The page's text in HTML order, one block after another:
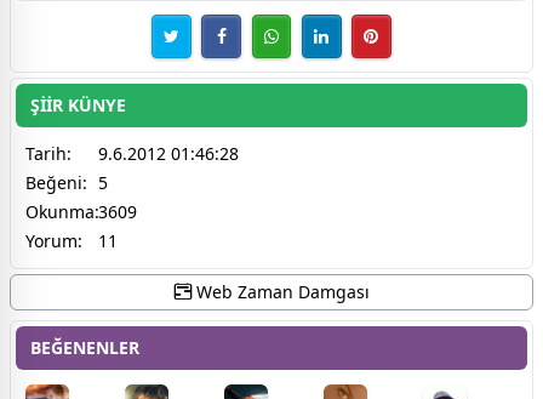
ŞİİR KÜNYE
Tarih:
9.6.2012 01:46:28
Beğeni: 5
Okunma:3609
Yorum:
11
Web Zaman Damgası
BEĞENENLER